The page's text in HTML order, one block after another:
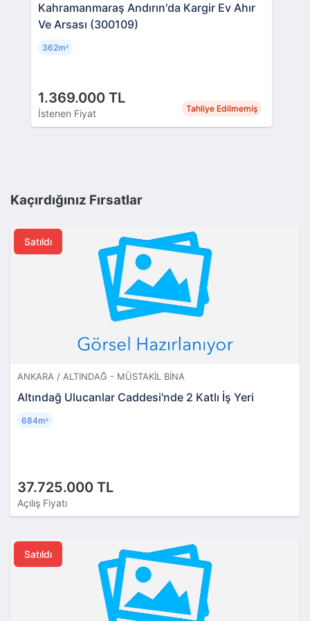
Kahramanmaraş Andırın'da Kargir Ev Ahır
Ve Arsası (300109)
1.369.000 TL
İstenen Fiyat Tahliye Edilmemiş
362m²
Kaçırdığınız Fırsatlar
Satıldı
ANKARA / ALTINDAĞ - MÜSTAKIL BINA
Altındağ Ulucanlar Caddesi'nde 2 Katlı İş Yeri
37.725.000 TL
Açılış Fiyatı
684m²
Satıldı